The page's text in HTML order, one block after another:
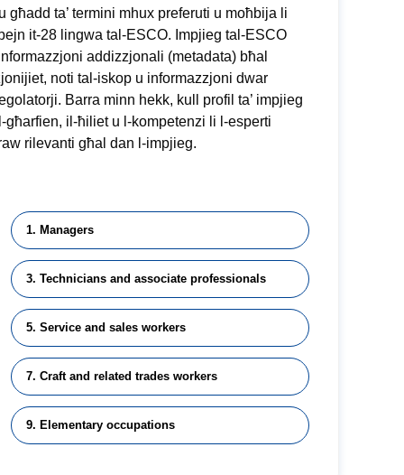
għadd ta’ termini mhux preferuti u moħbija li
it-28 lingwa tal-ESCO. Impjieg tal-ESCO
addizzjonali (metadata) bħal
noti tal-iskop u informazzjoni dwar
Barra minn hekk, kull profil ta’ impjieg
għarfien, il-ħiliet u l-kompetenzi li l-esperti
rilevanti għal dan l-impjieg.
1. Managers
3. Technicians and associate professionals
5. Service and sales workers
7. Craft and related trades workers
9. Elementary occupations